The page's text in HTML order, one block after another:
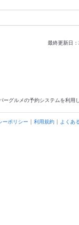
最終更新日
ーグルメの予約システムを利用
ーポリシー 利用規約 よくあ